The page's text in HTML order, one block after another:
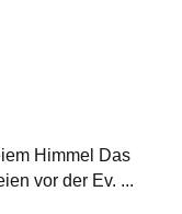
Das
vor der Ev. ...